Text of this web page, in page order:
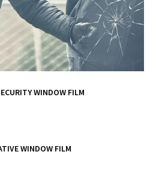
o
WINDOW FILM
WINDOW FILM